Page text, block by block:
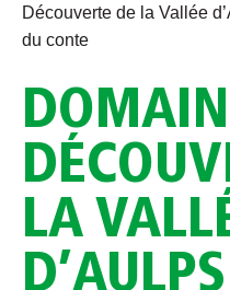
Découverte de la Vallée
du conte
LA